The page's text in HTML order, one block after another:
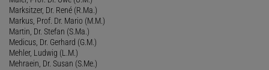
Marksitzer, Dr. René (R.Ma.)
Markus, Prof. Dr. Mario (M.M.)
Martin, Dr. Stefan (S.Ma.)
Medicus, Dr. Gerhard (G.M.)
Mehler, Ludwig (L.M.)
Mehraein, Dr. Susan (S.Me.)